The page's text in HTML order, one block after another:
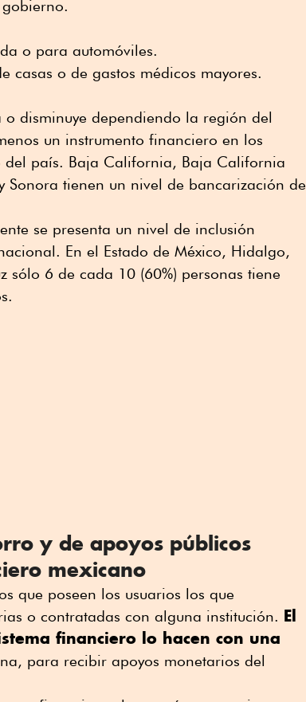
o para automóviles.
casas o de gastos médicos mayores.
o disminuye dependiendo la región del
un instrumento financiero en los
del país. Baja California, Baja California
Sonora tienen un nivel de bancarización de
se presenta un nivel de inclusión
En el Estado de México, Hidalgo,
sólo 6 de cada 10 (60%) personas tiene
y de apoyos públicos
mexicano
que poseen los usuarios los que
o contratadas con alguna institución. El
financiero lo hacen con una
para recibir apoyos monetarios del